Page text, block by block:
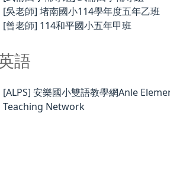
[吳老師] 堵南國小114學年度五年乙班
[曾老師] 114和平國小五年甲班
語
[ALPS] 安樂國小雙語教學網Anle
Teaching Network